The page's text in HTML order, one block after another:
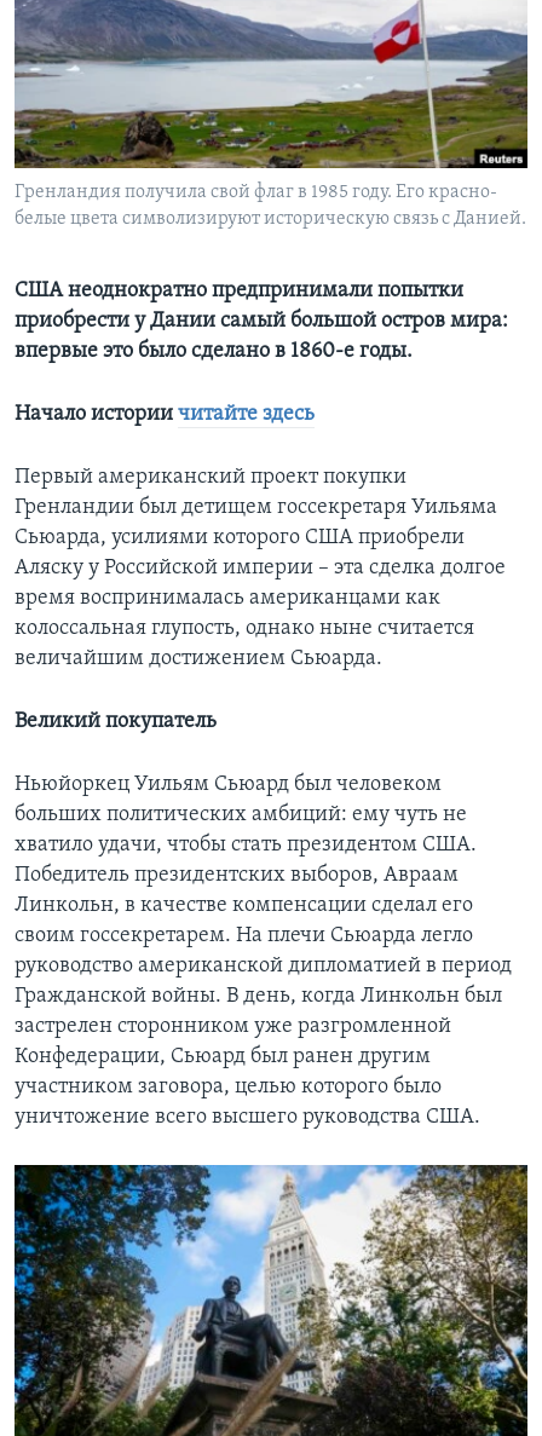
Learning English
СОЦИАЛЬНЫЕ СЕТИ
Языки
Гренландия получила свой флаг в 1985 году. Его красно-
белые цвета символизируют историческую связь с Данией.
США неоднократно предпринимали попытки
приобрести у Дании самый большой остров мира:
впервые это было сделано в 1860-е годы.
Начало истории читайте здесь
Первый американский проект покупки
Гренландии был детищем госсекретаря Уильяма
Сьюарда, усилиями которого США приобрели
Аляску у Российской империи – эта сделка долгое
время воспринималась американцами как
колоссальная глупость, однако ныне считается
величайшим достижением Сьюарда.
Великий покупатель
Ньюйоркец Уильям Сьюард был человеком
больших политических амбиций: ему чуть не
хватило удачи, чтобы стать президентом США.
Победитель президентских выборов, Авраам
Линкольн, в качестве компенсации сделал его
своим госсекретарем. На плечи Сьюарда легло
руководство американской дипломатией в период
Гражданской войны. В день, когда Линкольн был
застрелен сторонником уже разгромленной
Конфедерации, Сьюард был ранен другим
участником заговора, целью которого было
уничтожение всего высшего руководства США.